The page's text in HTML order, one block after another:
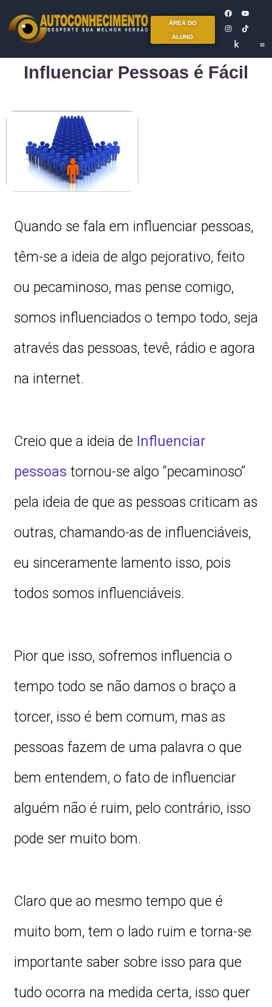
ÁREA DO
ALUNO
Influenciar Pessoas é Fácil
Quando se fala em influenciar pessoas,
têm-se a ideia de algo pejorativo, feito
ou pecaminoso, mas pense comigo,
somos influenciados o tempo todo, seja
através das pessoas, tevê, rádio e agora
na internet.
Creio que a ideia de Influenciar
pessoas tornou-se algo “pecaminoso”
pela ideia de que as pessoas criticam as
outras, chamando-as de influenciáveis,
eu sinceramente lamento isso, pois
todos somos influenciáveis.
Pior que isso, sofremos influencia o
tempo todo se não damos o braço a
torcer, isso é bem comum, mas as
pessoas fazem de uma palavra o que
bem entendem, o fato de influenciar
alguém não é ruim, pelo contrário, isso
pode ser muito bom.
Claro que ao mesmo tempo que é
muito bom, tem o lado ruim e torna-se
importante saber sobre isso para que
tudo ocorra na medida certa, isso quer